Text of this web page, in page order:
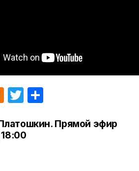
O
n
o
T
itt
er
п Прямой эфир